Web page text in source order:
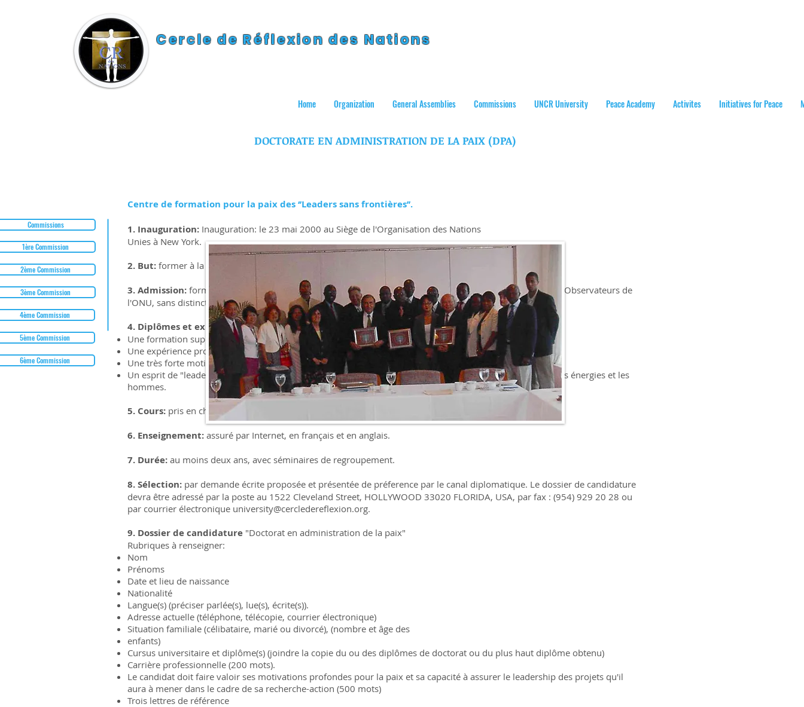
Cercle de Réflexion des Nations
Home Organization General Assemblies Commissions UNCR University Peace Academy Activites Initiatives for Peace
Commissions
1ère Commission
2ème Commission
3ème Commission
4ème Commission
5ème Commission
6ème Commission
DOCTORATE EN ADMINISTRATION DE LA PAIX (DPA)
Centre de formation pour la paix des ‘’Leaders sans frontières’’.
​1. Inauguration: Inauguration: le 23 mai 2000 au Siège de l'Organisation des Nations
Unies à New York.
2. But: former à la fois des docteurs et des leaders en faveur de la paix.
3. Admission: formation ouverte aux diplômés de l'enseignement supérieur de tous les Etats Membres et Observateurs de
l'ONU, sans distinction d'âge, de sexe, de race, de condition sociale ou d'opinion politique ou religieuse.
4. Diplômes et expérience requis:
Une formation supérieure de niveau doctoral.
Une expérience professionnelle d'une dizaine d'année à des postes de haute responsabilité.
Une très forte motivation pour la paix et les projets humanitaires.
Un esprit de "leader" alliant la capacité à concevoir et mettre en oeuve de grands projets et de mobiliser les énergies et les
hommes.
5. Cours: pris en charge financièrement par le Cercle de Reflexion.
6. Enseignement: assuré par Internet, en français et en anglais.
7. Durée: au moins deux ans, avec séminaires de regroupement.
8. Sélection: par demande écrite proposée et présentée de préference par le canal diplomatique. Le dossier de candidature
devra être adressé par la poste au 1522 Cleveland Street, HOLLYWOOD 33020 FLORIDA, USA, par fax : (954) 929 20 28 ou
par courrier électronique university@cercledereflexion.org.
9. Dossier de candidature "Doctorat en administration de la paix"
Rubriques à renseigner:
Nom
Prénoms
Date et lieu de naissance
Nationalité
Langue(s) (préciser parlée(s), lue(s), écrite(s)).
Adresse actuelle (téléphone, télécopie, courrier électronique)
Situation familiale (célibataire, marié ou divorcé), (nombre et âge des
enfants)
Cursus universitaire et diplôme(s) (joindre la copie du ou des diplômes de doctorat ou du plus haut diplôme obtenu)
Carrière professionnelle (200 mots).
Le candidat doit faire valoir ses motivations profondes pour la paix et sa capacité à assurer le leadership des projets qu'il
aura à mener dans le cadre de sa recherche-action (500 mots)
Trois lettres de référence